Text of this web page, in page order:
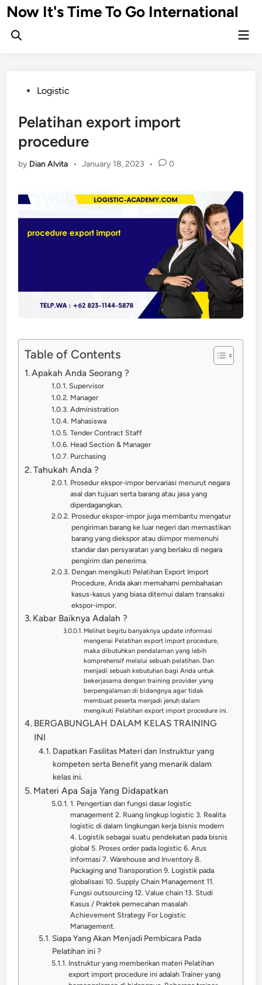
Skip
to
content
Now It's Time To Go International
PostedLogistic
Pelatihan export import
procedure
by Dian Alvita • January 18, 2023 • 0
Table of Contents
Apakah Anda Seorang ?
Supervisor
Manager
Administration
Mahasiswa
Tender Contract Staff
Head Section & Manager
Purchasing
Tahukah Anda ?
Prosedur ekspor-impor bervariasi menurut negara
asal dan tujuan serta barang atau jasa yang
diperdagangkan.
Prosedur ekspor-impor juga membantu mengatur
pengiriman barang ke luar negeri dan memastikan
barang yang diekspor atau diimpor memenuhi
standar dan persyaratan yang berlaku di negara
pengirim dan penerima.
Dengan mengikuti Pelatihan Export Import
Procedure, Anda akan memahami pembahasan
kasus-kasus yang biasa ditemui dalam transaksi
ekspor-impor.
Kabar Baiknya Adalah ?
Melihat begitu banyaknya update informasi
mengenai Pelatihan export import procedure,
maka dibutuhkan pendalaman yang lebih
komprehensif melalui sebuah pelatihan. Dan
menjadi sebuah kebutuhan bagi Anda untuk
bekerjasama dengan training provider yang
berpengalaman di bidangnya agar tidak
membuat peserta menjadi jenuh dalam
mengikuti Pelatihan export import procedure ini.
BERGABUNGLAH DALAM KELAS TRAINING
INI
Dapatkan Fasilitas Materi dan Instruktur yang
kompeten serta Benefit yang menarik dalam
kelas ini.
Materi Apa Saja Yang Didapatkan
1. Pengertian dan fungsi dasar logistic
management 2. Ruang lingkup logistic 3. Realita
logistic di dalam lingkungan kerja bisnis modern
4. Logistik sebagai suatu pendekatan pada bisnis
global 5. Proses order pada logistic 6. Arus
informasi 7. Warehouse and Inventory 8.
Packaging and Transporation 9. Logistik pada
globalisasi 10. Supply Chain Management 11.
Fungsi outsourcing 12. Value chain 13. Studi
Kasus / Praktek pemecahan masalah
Achievement Strategy For Logistic
Management.
Siapa Yang Akan Menjadi Pembicara Pada
Pelatihan ini ?
Instruktur yang memberikan materi Pelatihan
export import procedure ini adalah Trainer yang